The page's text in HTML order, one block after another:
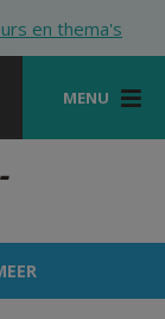
en thema's
MENU